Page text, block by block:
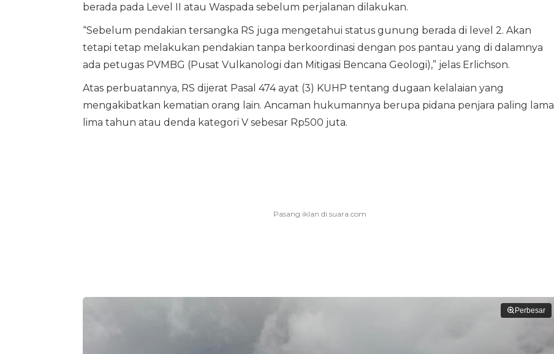
berada pada Level II atau Waspada sebelum perjalanan dilakukan.
“Sebelum pendakian tersangka RS juga mengetahui status gunung berada di level 2. Akan
tetapi tetap melakukan pendakian tanpa berkoordinasi dengan pos pantau yang di dalamnya
ada petugas PVMBG (Pusat Vulkanologi dan Mitigasi Bencana Geologi),” jelas Erlichson.
Atas perbuatannya, RS dijerat Pasal 474 ayat (3) KUHP tentang dugaan kelalaian yang
mengakibatkan kematian orang lain. Ancaman hukumannya berupa pidana penjara paling lama
lima tahun atau denda kategori V sebesar Rp500 juta.
Perbesar